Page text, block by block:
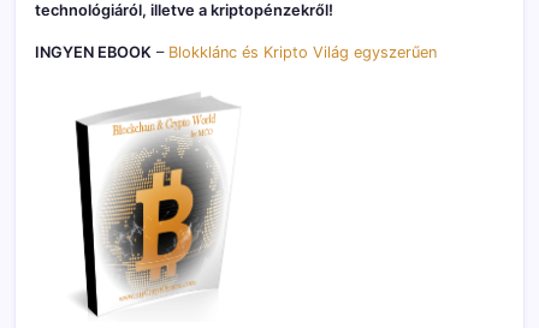
technológiáról, illetve a kriptopénzekről!
INGYEN EBOOK – Blokklánc és Kripto Világ egyszerűen